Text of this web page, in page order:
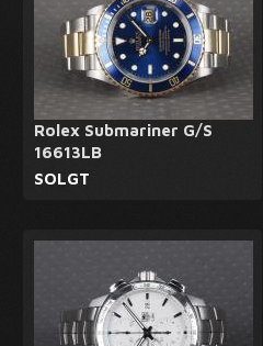
Rolex Submariner G/S
16613LB
SOLGT